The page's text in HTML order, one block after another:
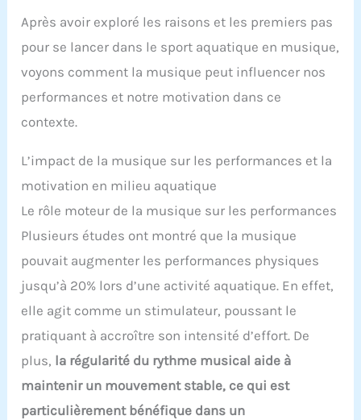
conduction osseuse n'est pas adapté à la natation
ou à une utilisation dans l'eau]
Après avoir exploré les raisons et les premiers pas
pour se lancer dans le sport aquatique en musique,
voyons comment la musique peut influencer nos
performances et notre motivation dans ce
contexte.
L’impact de la musique sur les performances et la
motivation en milieu aquatique
Le rôle moteur de la musique sur les performances
Plusieurs études ont montré que la musique
pouvait augmenter les performances physiques
jusqu’à 20% lors d’une activité aquatique. En effet,
elle agit comme un stimulateur, poussant le
pratiquant à accroître son intensité d’effort. De
plus, la régularité du rythme musical aide à
maintenir un mouvement stable, ce qui est
particulièrement bénéfique dans un